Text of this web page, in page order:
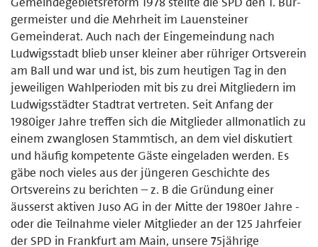
germeister und die Mehrheit im Lauensteiner
Gemeinderat. Auch nach der Eingemeindung nach
Ludwigsstadt blieb unser kleiner aber rühriger Ortsverein
am Ball und war und ist, bis zum heutigen Tag in den
jeweiligen Wahlperioden mit bis zu drei Mitgliedern im
Ludwigsstädter Stadtrat vertreten. Seit Anfang der
1980iger Jahre treffen sich die Mitglieder allmonatlich zu
einem zwanglosen Stammtisch, an dem viel diskutiert
und häufig kompetente Gäste eingeladen werden. Es
gäbe noch vieles aus der jüngeren Geschichte des
Ortsvereins zu berichten – z. B die Gründung einer
äusserst aktiven Juso AG in der Mitte der 1980er Jahre -
oder die Teilnahme vieler Mitglieder an der 125 Jahrfeier
der SPD in Frankfurt am Main, unsere 75jährige